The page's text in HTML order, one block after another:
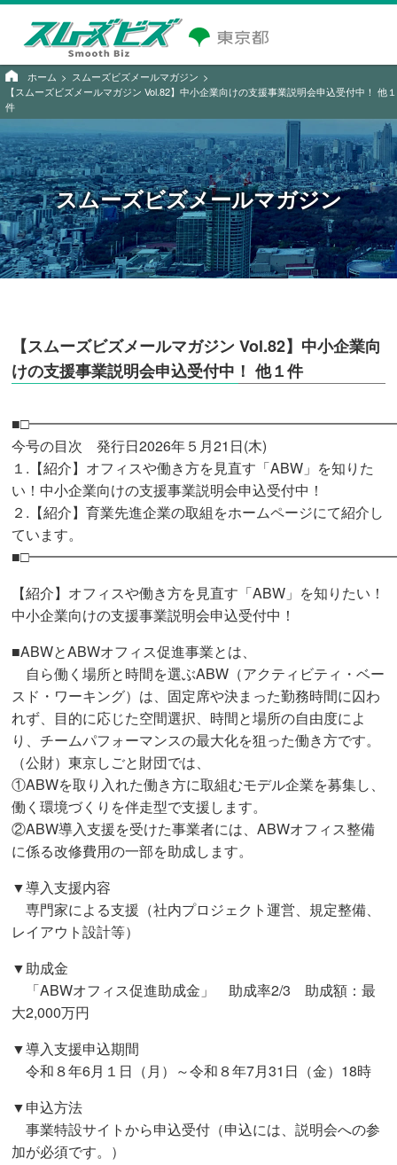
ホーム
スムーズビズメールマガジン
【スムーズビズメールマガジン Vol.82】中小企業向けの支援事業説明会申込受付中！ 他１
件
スムーズビズメールマガジン
【スムーズビズメールマガジン Vol.82】中小企業向
けの支援事業説明会申込受付中！ 他１件
今号の目次 発行日2026年５月21日(木)
１.【紹介】オフィスや働き方を見直す「ABW」を知りた
い！中小企業向けの支援事業説明会申込受付中！
２.【紹介】育業先進企業の取組をホームページにて紹介し
ています。
【紹介】オフィスや働き方を見直す「ABW」を知りたい！
中小企業向けの支援事業説明会申込受付中！
■ABWとABWオフィス促進事業とは、
自ら働く場所と時間を選ぶABW（アクティビティ・ベー
スド・ワーキング）は、固定席や決まった勤務時間に囚わ
れず、目的に応じた空間選択、時間と場所の自由度によ
り、チームパフォーマンスの最大化を狙った働き方です。
（公財）東京しごと財団では、
①ABWを取り入れた働き方に取組むモデル企業を募集し、
働く環境づくりを伴走型で支援します。
②ABW導入支援を受けた事業者には、ABWオフィス整備
に係る改修費用の一部を助成します。
▼導入支援内容
専門家による支援（社内プロジェクト運営、規定整備、
レイアウト設計等）
▼助成金
「ABWオフィス促進助成金」 助成率2/3 助成額：最
大2,000万円
▼導入支援申込期間
令和８年6月１日（月）～令和８年7月31日（金）18時
▼申込方法
事業特設サイトから申込受付（申込には、説明会への参
加が必須です。）